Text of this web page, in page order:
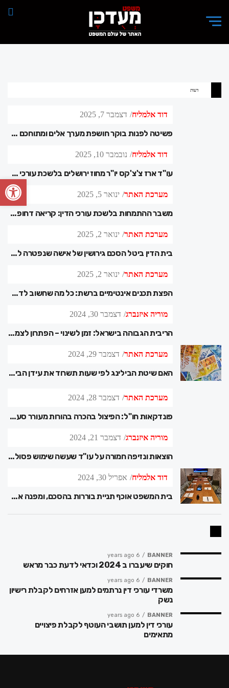
פתח
דעות
דוד אלמליח דצמבר 7, 2025
פשיטה לפנות בוקר חושפת מערך אלים ומתוחכם — המשטרה: ‘זה רק קצה הקרחון’
דוד אלמליח נובמבר 10, 2025
עו"ד ארז צ'צ'קס יו"ר מחוז ירושלים בלשכת עורכי הדין בישראל השתתף בכנס לציון עשרים שנה ללשכת עורכי הדין בגאורגיה
מערכת האתר ינואר 5, 2025
משבר ההתמחות בלשכת עורכי הדין: קריאה דחופה לשינוי מיידי
מערכת האתר ינואר 2, 2025
בית הדין ביטל הסכם גירושין של אישה שנפטרה לפני הגט
מערכת האתר ינואר 2, 2025
הפצת תכנים אינטימיים ברשת: כל מה שחשוב לדעת על העבירה
מוריה איזנברג דצמבר 30, 2024
הריבית הגבוהה בישראל: זמן לשינוי – הפתרון לצמיחה כלכלית וצדק חברתי
מערכת האתר דצמבר 29, 2024
האם שיטת הבילינג לפי שעות תשרוד את עידן הבינה המלאכותית?
מערכת האתר דצמבר 28, 2024
פונדקאות חו"ל: הפיצול בהכרה בהורות מעורר סערה
מוריה איזנברג דצמבר 21, 2024
הוצאות ונזיפה חמורה על עו"ד שעשה שימוש פסול בבינה מלאכותית
דוד אלמליח אפריל 30, 2024
בית המשפט אוכף תניית בוררות בהסכם, ומפנה את הצדדים ללכת לבית דין צדק בבני ברק
BANNER
6 years ago
חוקים שיעברו ב 2024 וכדאי לדעת כבר מראש
BANNER
6 years ago
משרדי עורכי דין נרתמים למען אזרחים לקבלת רישיון
נשק
BANNER
6 years ago
עורכי דין למען תושבי העוטף לקבלת פיצויים
מתאימים